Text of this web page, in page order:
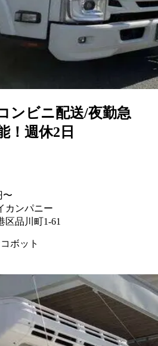
ンビニ配送/夜勤急
！週休2日
〜
カンパニー
区品川町1-61
ボット